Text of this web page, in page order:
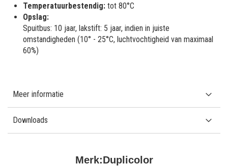
Merk:Duplicolor
Temperatuurbestendig: tot 80°C
Opslag:
Spuitbus: 10 jaar, lakstift: 5 jaar, indien in juiste
omstandigheden (10° - 25°C, luchtvochtigheid van maximaal
60%)
Meer informatie
Downloads